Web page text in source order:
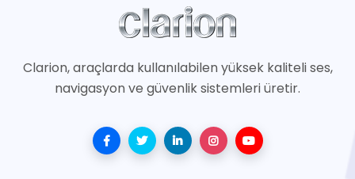
Clarion, araçlarda kullanılabilen yüksek kaliteli ses,
navigasyon ve güvenlik sistemleri üretir.